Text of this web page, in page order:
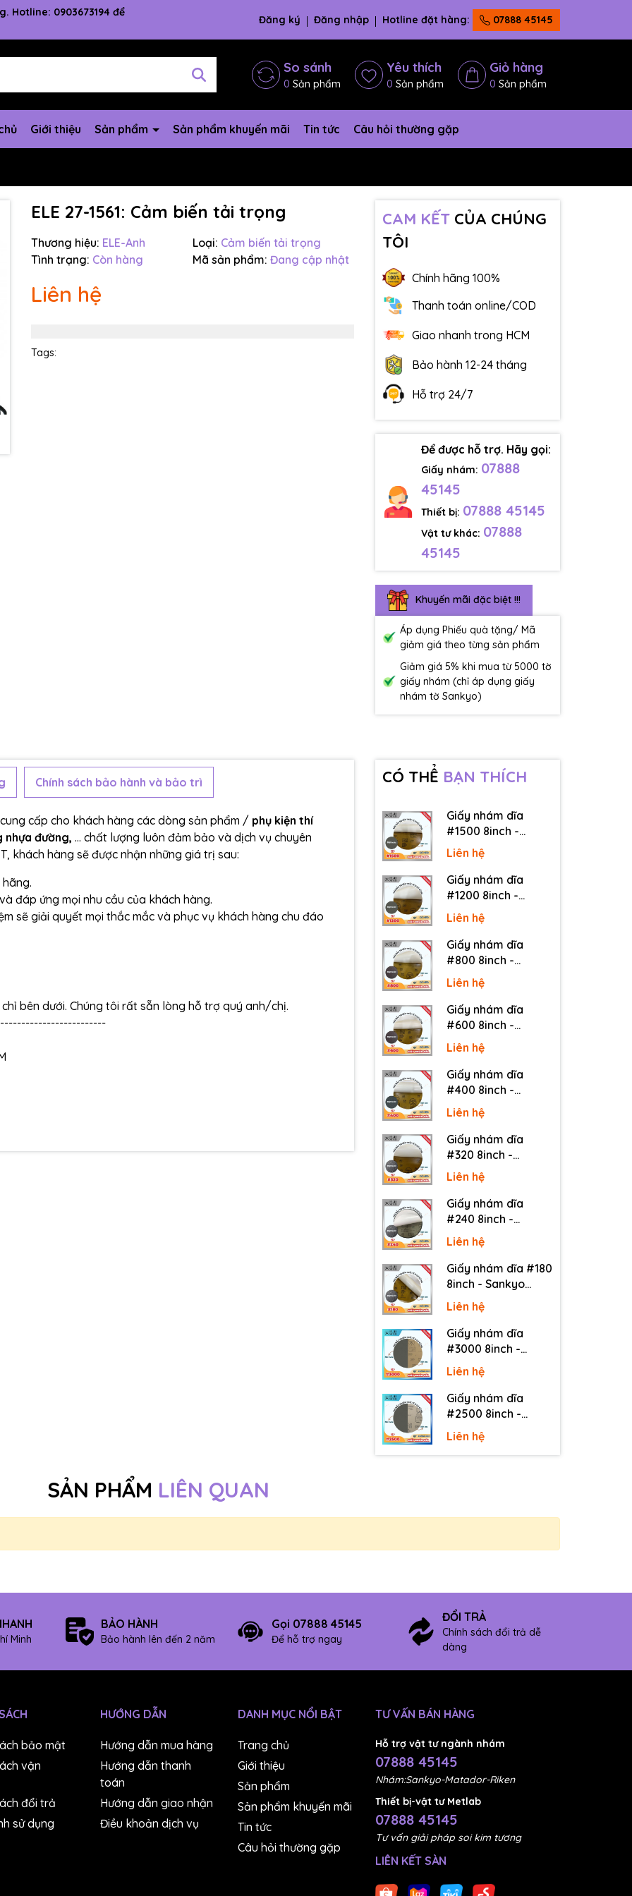
Hotline: 0903673194 để
Đăng ký Đăng nhập Hotline đặt hàng: 07888 45145
So sánh
0 Sản phẩm
Yêu thích
0 Sản phẩm
Giỏ hàng
0 Sản phẩm
Giới thiệu Sản phẩm Sản phẩm khuyến mãi Tin tức Câu hỏi thường gặp
ELE 27-1561: Cảm biến tải trọng
Thương hiệu: ELE-Anh Loại: Cảm biến tải trọng
Tình trạng: Còn hàng Mã sản phẩm: Đang cập nhật
Liên hệ
Tags:
CAM KẾTCỦA CHÚNG
TÔI
Chính hãng 100%
Thanh toán online/COD
Giao nhanh trong HCM
Bảo hành 12-24 tháng
Hỗ trợ 24/7
Để được hỗ trợ. Hãy gọi:
Giấy nhám: 07888
45145
Thiết bị: 07888 45145
Vật tư khác: 07888
45145
Khuyến mãi đặc biệt !!!
Áp dụng Phiếu quà tặng/ Mã
giảm giá theo từng sản phẩm
Giảm giá 5% khi mua từ 5000 tờ
giấy nhám (chỉ áp dụng giấy
nhám tờ Sankyo)
Mã giảm giá:
Chính sách bảo hành và bảo trì
cấp cho khách hàng các dòng sản phẩm / phụ kiện thí
nhựa đường, ... chất lượng luôn đảm bảo và dịch vụ chuyên
khách hàng sẽ được nhận những giá trị sau:
đáp ứng mọi nhu cầu của khách hàng.
sẽ giải quyết mọi thắc mắc và phục vụ khách hàng chu đáo
bên dưới. Chúng tôi rất sẵn lòng hỗ trợ quý anh/chị.
CÓ THỂ BẠN THÍCH
Giấy nhám dĩa
#1500 8inch -
Sankyo (Nhật) - Có
keo (PSA)
Liên hệ
Giấy nhám dĩa
#1200 8inch -
Sankyo (Nhật) - Có
keo (PSA)
Liên hệ
Giấy nhám dĩa
#800 8inch -
Sankyo (Nhật) - Có
keo (PSA)
Liên hệ
Giấy nhám dĩa
#600 8inch -
Sankyo (Nhật) - Có
keo (PSA)
Liên hệ
Giấy nhám dĩa
#400 8inch -
Sankyo (Nhật) - Có
keo (PSA)
Liên hệ
Giấy nhám dĩa
#320 8inch -
Sankyo (Nhật) - Có
keo (PSA)
Liên hệ
Giấy nhám dĩa
#240 8inch -
Sankyo (Nhật) - Có
keo (PSA)
Liên hệ
Giấy nhám dĩa #180
8inch - Sankyo
(Nhật) - Có keo
(PSA)
Liên hệ
Giấy nhám dĩa
#3000 8inch -
Sankyo (Nhật) -
Không keo
Liên hệ
Giấy nhám dĩa
#2500 8inch -
Sankyo (Nhật) -
Không keo
Liên hệ
SẢN PHẨM LIÊN QUAN
Minh
BẢO HÀNH
Bảo hành lên đến 2 năm
Gọi 07888 45145
Để hỗ trợ ngay
ĐỔI TRẢ
Chính sách đổi trả dễ
dàng
bảo mật
vận
đổi trả
sử dụng
HƯỚNG DẪN
Hướng dẫn mua hàng
Hướng dẫn thanh
toán
Hướng dẫn giao nhận
Điều khoản dịch vụ
DANH MỤC NỔI BẬT
Trang chủ
Giới thiệu
Sản phẩm
Sản phẩm khuyến mãi
Tin tức
Câu hỏi thường gặp
TƯ VẤN BÁN HÀNG
Hỗ trợ vật tư ngành nhám
07888 45145
Nhám:Sankyo-Matador-Riken
Thiết bị-vật tư Metlab
07888 45145
Tư vấn giải pháp soi kim tương
LIÊN KẾT SÀN